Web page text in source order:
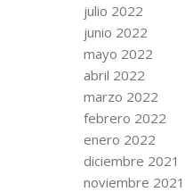
julio 2022
junio 2022
mayo 2022
abril 2022
marzo 2022
febrero 2022
enero 2022
diciembre 2021
noviembre 2021